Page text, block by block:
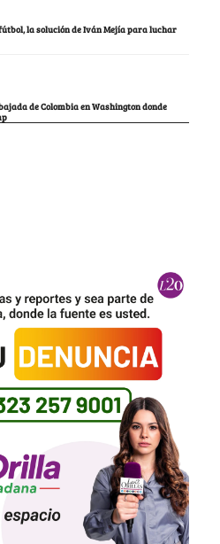
la solución de Iván Mejía para luchar
de Colombia en Washington donde